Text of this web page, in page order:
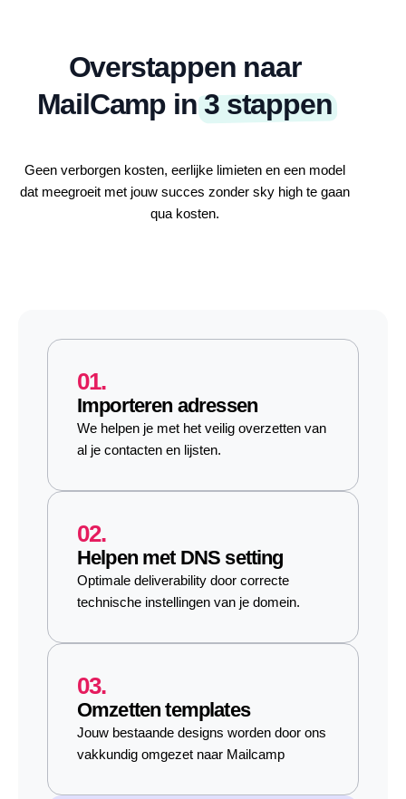
Overstappen naar
MailCamp in3 stappen
Geen verborgen kosten, eerlijke limieten en een model
dat meegroeit met jouw succes zonder sky high te gaan
qua kosten.
01.
Importeren adressen
We helpen je met het veilig overzetten van
al je contacten en lijsten.
02.
Helpen met DNS setting
Optimale deliverability door correcte
technische instellingen van je domein.
03.
Omzetten templates
Jouw bestaande designs worden door ons
vakkundig omgezet naar Mailcamp